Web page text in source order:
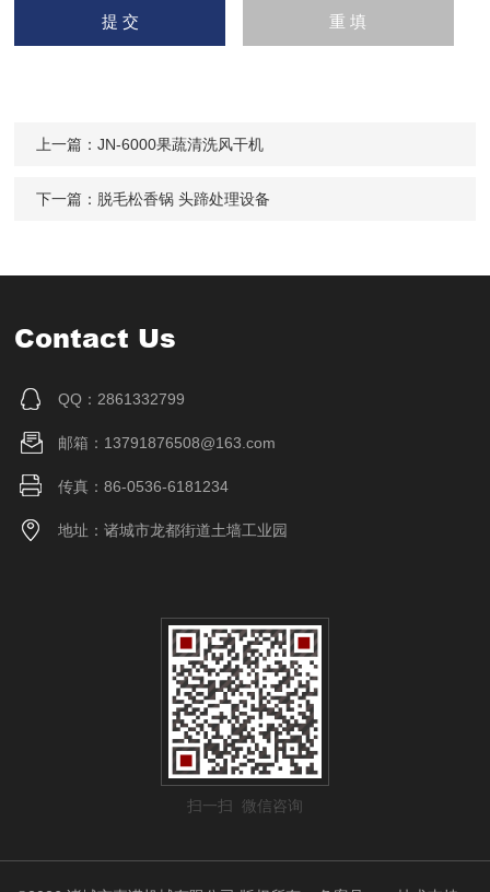
上一篇：JN-6000果蔬清洗风干机
下一篇： 脱毛松香锅 头蹄处理设备
Contact Us
QQ：2861332799
邮箱：13791876508@163.com
传真：86-0536-6181234
地址：诸城市龙都街道土墙工业园
扫一扫 微信咨询